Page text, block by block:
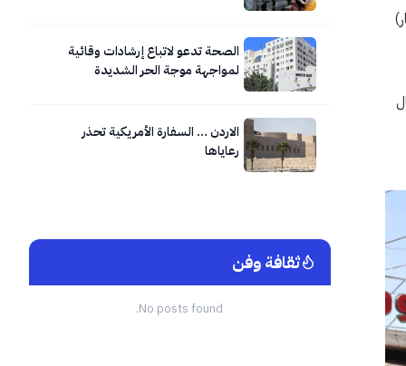
من مايو (أيار)
مجال
الصحة تدعو لاتباع إرشادات وقائية
لمواجهة موجة الحر الشديدة
الاردن … السفارة الأمريكية تحذر
رعاياها
ثقافة وفن
No posts found.